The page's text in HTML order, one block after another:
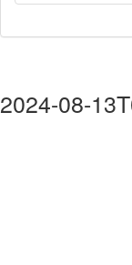
2024-08-